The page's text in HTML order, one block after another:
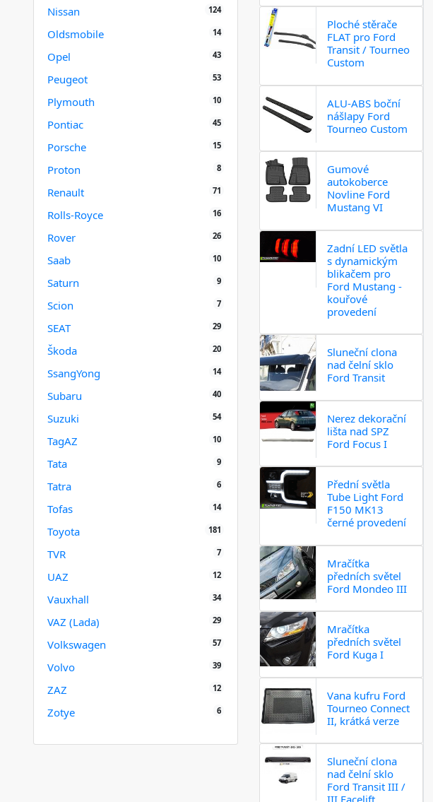
Nissan 124
Oldsmobile 14
Opel 43
Peugeot 53
Plymouth 10
Pontiac 45
Porsche 15
Proton 8
Renault 71
Rolls-Royce 16
Rover 26
Saab 10
Saturn 9
Scion 7
SEAT 29
Škoda 20
SsangYong 14
Subaru 40
Suzuki 54
TagAZ 10
Tata 9
Tatra 6
Tofas 14
Toyota 181
TVR 7
UAZ 12
Vauxhall 34
VAZ (Lada) 29
Volkswagen 57
Volvo 39
ZAZ 12
Zotye 6
Ploché stěrače
FLAT pro Ford
Transit / Tourneo
Custom
ALU-ABS boční
nášlapy Ford
Tourneo Custom
Gumové
autokoberce
Novline Ford
Mustang VI
Zadní LED světla
s dynamickým
blikačem pro
Ford Mustang -
kouřové
provedení
Sluneční clona
nad čelní sklo
Ford Transit
Nerez dekorační
lišta nad SPZ
Ford Focus I
Přední světla
Tube Light Ford
F150 MK13
černé provedení
Mračítka
předních světel
Ford Mondeo III
Mračítka
předních světel
Ford Kuga I
Vana kufru Ford
Tourneo Connect
II, krátká verze
Sluneční clona
nad čelní sklo
Ford Transit III /
III Facelift